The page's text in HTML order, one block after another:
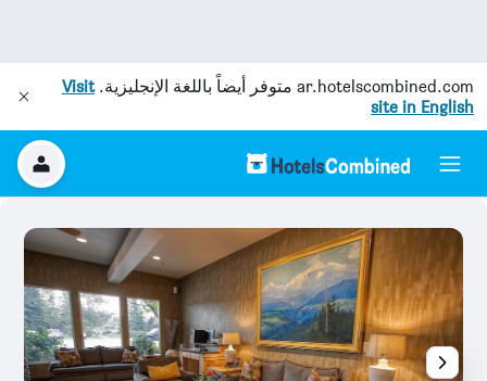
ar.hotelscombined.com متوفر أيضاً باللغة الإنجليزية.Visit
site in English